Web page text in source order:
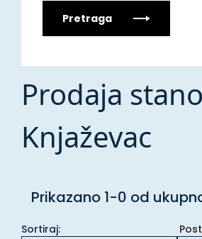
Pretraga
Prodaja
Knjaževac
Prikazano 1-0 od
Sortiraj: